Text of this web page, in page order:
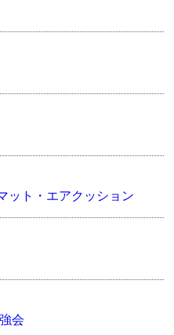
ット・エアクッション
会